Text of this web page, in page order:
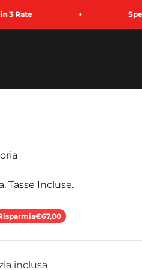
Spedizione Rapida
Tasse Incluse.
€67,00
inclusa